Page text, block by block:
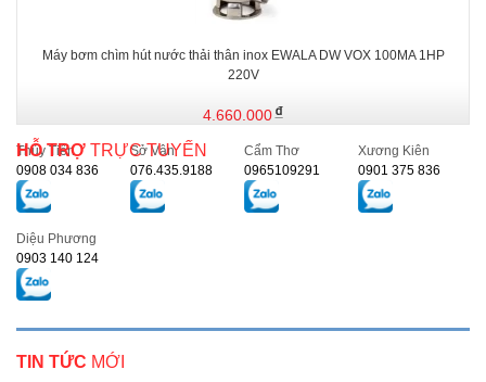
Máy bơm chìm hút nước thải thân inox EWALA DW VOX 100MA 1HP
220V
4.660.000
HỖ TRỢ TRỰC TUYẾN
Thủy Tiên
0908 034 836
Sở Vân
076.435.9188
Cẩm Thơ
0965109291
Xương Kiên
0901 375 836
Diệu Phương
0903 140 124
TIN TỨC MỚI